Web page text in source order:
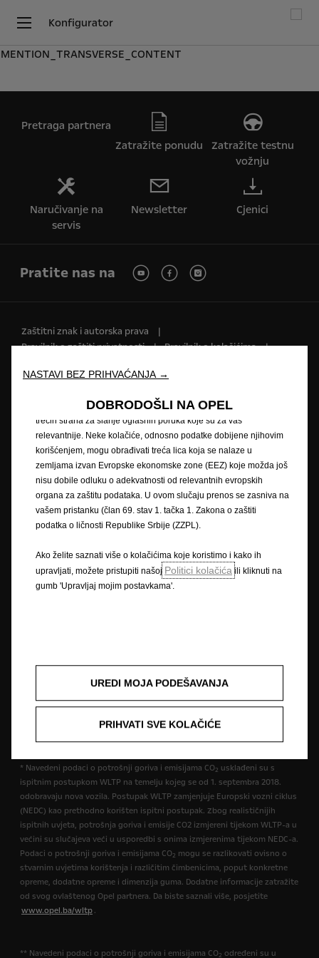
Konfigurator
MENTION_TRANSVERSE_CONTENT
Pretraga partnera
Zatražite ponudu
Zatražite testnu
vožnju
Naručivanje na
servis
Newsletter Cjenici
Pratite nas na
Zaštitni znak i autorska prava
Pravilnik o zaštiti privatnosti
Pravilnik o kolačićima
Pravna obavijest
Recikliranje
Tehničke informacije
Postavke kolačića
Slika može prikazivati dodatnu opremu.
Cijene su iskazane prema prodajnom tečaju kod Centralne banke BIH od
1,95583 KM za 1 EUR prema tečajnoj listi objavljenoj na dan 15.8.2008.
Cjenik je informativan. Konačna cijena se obračunava prema prodajnom
Opel partner može Vam dati točne informacije o mogućim promjenama u
međuvremenu. Podaci su informativni. AW OPL Distribution Kft. ne snosi
nikakvu odgovornost.
opremi. Prikazane boje su samo približne stvarnim bojama. Ilustrirana
dodatna oprema dostupna je uz nadoplatu. Dostupnost, tehničke
dostupne samo u nekim zemljama ili mogu biti dostupne uz dodatne
troškove. Za precizne informacije o opremi koja se isporučuje na našim
vozilima obratite se lokalnom Opel partneru.
* Navedeni podaci o potrošnji goriva i emisijama CO2 usklađeni su s
ispitnim postupkom WLTP na temelju kojeg se od 1. septembra 2018.
odobravaju nova vozila. Postupak WLTP zamjenjuje Europski vozni ciklus
(NEDC) kao prethodno korišten ispitni postupak. Zbog realističnijih
ispitnih uvjeta, potrošnja goriva i emisije CO2 izmjereni tijekom WLTP-a u
većini su slučajeva veći u usporedbi s onima izmjerenima tijekom NEDC-a.
Podaci o potrošnji goriva i emisijama CO2 mogu se razlikovati ovisno o
stvarnim uvjetima korištenja i različitim čimbenicima, poput konkretne
opreme, dodatne opreme i dimenzija guma. Dodatne informacije zatražite
od svog ovlaštenog Opel partnera. Da biste saznali više, posjetite
www.opel.ba/wltp .
** Navedeni podaci o potrošnji goriva i emisijama CO2 određeni su u
NASTAVI BEZ PRIHVAĆANJA →
DOBRODOŠLI NA OPEL
našoj veb stranici. Kolačići nam omogućavaju da Vam pružimo
osnovne funkcionalnosti kao što su bezbednost, upravljanje
performanse kroz različite funkcije, kao što su prepoznavanje
Vam nudimo. Naša veb stranica takođe može koristiti kolačiće
trećih strana za slanje oglasnih poruka koje su za vas
relevantnije. Neke kolačiće, odnosno podatke dobijene njihovim
korišćenjem, mogu obrađivati treća lica koja se nalaze u
zemljama izvan Evropske ekonomske zone (EEZ) koje možda još
nisu dobile odluku o adekvatnosti od relevantnih evropskih
organa za zaštitu podataka. U ovom slučaju prenos se zasniva na
vašem pristanku (član 69. stav 1. tačka 1. Zakona o zaštiti
podatka o ličnosti Republike Srbije (ZZPL).
Ako želite saznati više o kolačićima koje koristimo i kako ih
upravljati, možete pristupiti našoj Politici kolačića ili kliknuti na
gumb 'Upravljaj mojim postavkama'.
UREDI MOJA PODEŠAVANJA
PRIHVATI SVE KOLAČIĆE